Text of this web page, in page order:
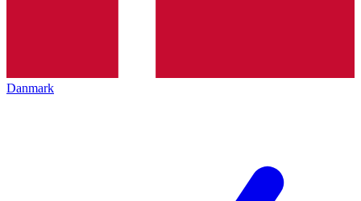
Danmark